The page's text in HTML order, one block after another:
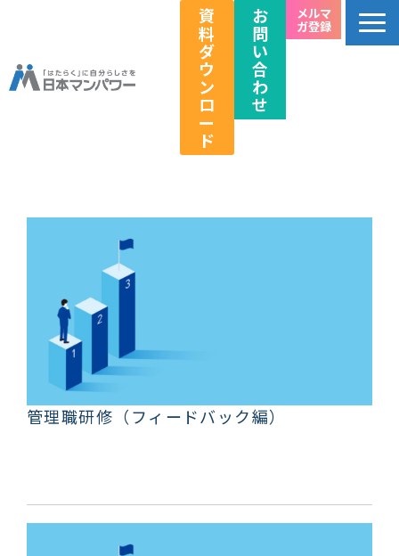
資
料
ダ
ウ
ン
ロ
ー
ド
お
問
い
合
わ
せ
メルマ
ガ登録
HRフェス／イベント情報
管理職研修（フィードバック編）